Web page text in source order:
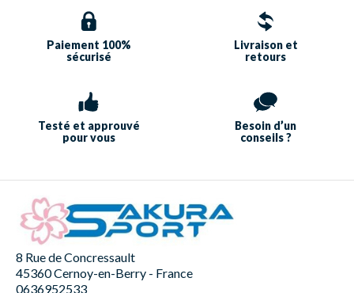
Paiement 100%
sécurisé
Livraison et
retours
Testé et approuvé
pour vous
Besoin d’un
conseils ?
8 Rue de Concressault
45360 Cernoy-en-Berry - France
0636952533